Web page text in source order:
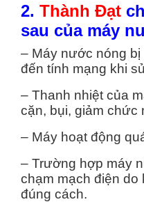
2. Thành Đạt
sau của máy
– Máy nước nóng bị
đến tính mạng khi
– Thanh nhiệt của
cặn, bụi, giảm chức
– Máy hoạt động
– Trường hợp máy
chạm mạch điện
đúng cách.